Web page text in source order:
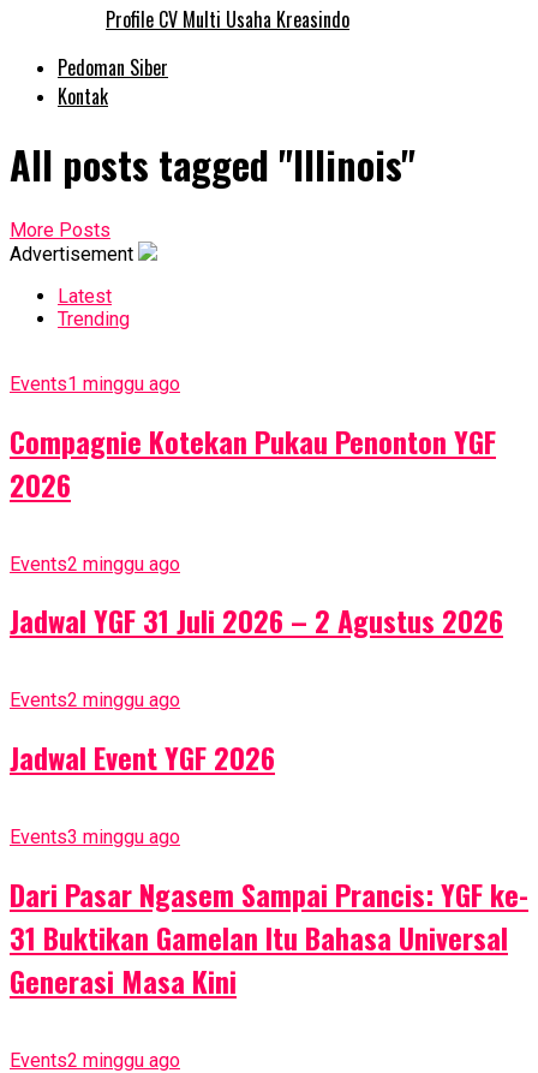
Profile CV Multi Usaha Kreasindo
Pedoman Siber
Kontak
All posts tagged "Illinois"
More Posts
Advertisement
Latest
Trending
Events1 minggu ago
Compagnie Kotekan Pukau Penonton YGF
2026
Events2 minggu ago
Jadwal YGF 31 Juli 2026 – 2 Agustus 2026
Events2 minggu ago
Jadwal Event YGF 2026
Events3 minggu ago
Dari Pasar Ngasem Sampai Prancis: YGF ke-
31 Buktikan Gamelan Itu Bahasa Universal
Generasi Masa Kini
Events2 minggu ago